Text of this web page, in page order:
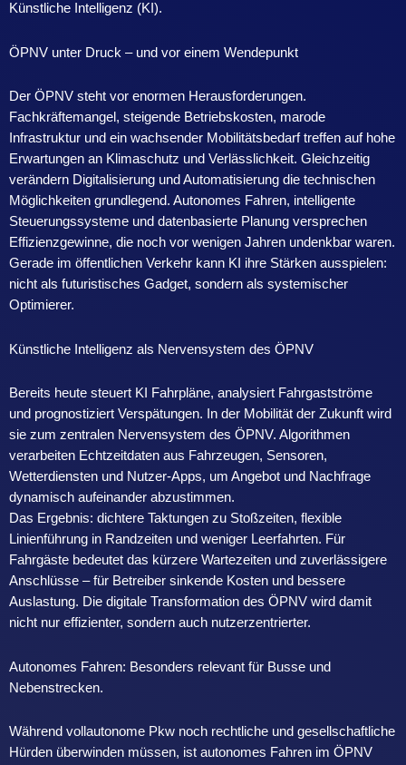
Künstliche Intelligenz (KI).
ÖPNV unter Druck – und vor einem Wendepunkt
Der ÖPNV steht vor enormen Herausforderungen.
Fachkräftemangel, steigende Betriebskosten, marode
Infrastruktur und ein wachsender Mobilitätsbedarf treffen auf hohe
Erwartungen an Klimaschutz und Verlässlichkeit. Gleichzeitig
verändern Digitalisierung und Automatisierung die technischen
Möglichkeiten grundlegend. Autonomes Fahren, intelligente
Steuerungssysteme und datenbasierte Planung versprechen
Effizienzgewinne, die noch vor wenigen Jahren undenkbar waren.
Gerade im öffentlichen Verkehr kann KI ihre Stärken ausspielen:
nicht als futuristisches Gadget, sondern als systemischer
Optimierer.
Künstliche Intelligenz als Nervensystem des ÖPNV
Bereits heute steuert KI Fahrpläne, analysiert Fahrgastströme
und prognostiziert Verspätungen. In der Mobilität der Zukunft wird
sie zum zentralen Nervensystem des ÖPNV. Algorithmen
verarbeiten Echtzeitdaten aus Fahrzeugen, Sensoren,
Wetterdiensten und Nutzer-Apps, um Angebot und Nachfrage
dynamisch aufeinander abzustimmen.
Das Ergebnis: dichtere Taktungen zu Stoßzeiten, flexible
Linienführung in Randzeiten und weniger Leerfahrten. Für
Fahrgäste bedeutet das kürzere Wartezeiten und zuverlässigere
Anschlüsse – für Betreiber sinkende Kosten und bessere
Auslastung. Die digitale Transformation des ÖPNV wird damit
nicht nur effizienter, sondern auch nutzerzentrierter.
Autonomes Fahren: Besonders relevant für Busse und
Nebenstrecken.
Während vollautonome Pkw noch rechtliche und gesellschaftliche
Hürden überwinden müssen, ist autonomes Fahren im ÖPNV